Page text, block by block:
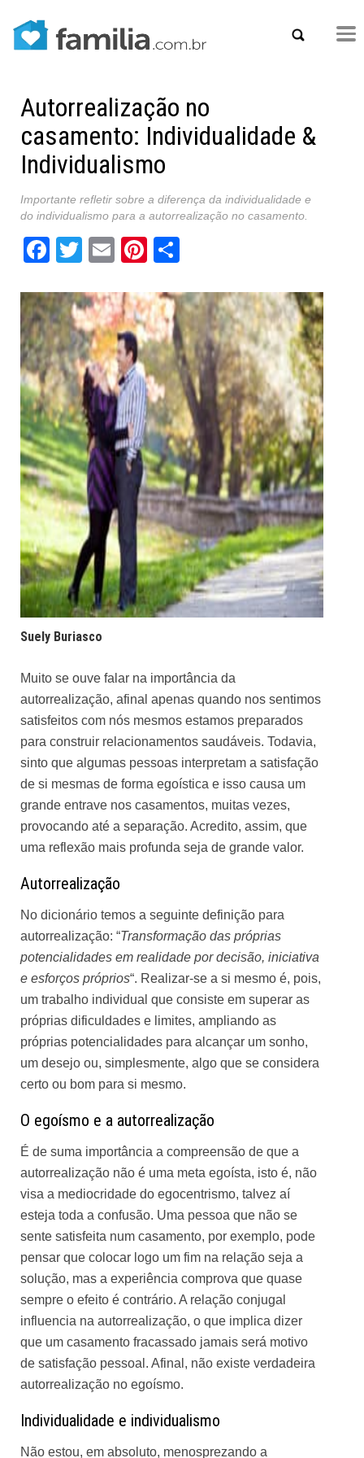
Autorrealização no
casamento: Individualidade &
Individualismo
Importante refletir sobre a diferença da individualidade e
do individualismo para a autorrealização no casamento.
Facebook
Twitter
EmailPinterest
Suely Buriasco
Muito se ouve falar na importância da
autorrealização, afinal apenas quando nos sentimos
satisfeitos com nós mesmos estamos preparados
para construir relacionamentos saudáveis. Todavia,
sinto que algumas pessoas interpretam a satisfação
de si mesmas de forma egoística e isso causa um
grande entrave nos casamentos, muitas vezes,
provocando até a separação. Acredito, assim, que
uma reflexão mais profunda seja de grande valor.
Autorrealização
No dicionário temos a seguinte definição para
autorrealização: “Transformação das próprias
potencialidades em realidade por decisão, iniciativa
e esforços próprios“. Realizar-se a si mesmo é, pois,
um trabalho individual que consiste em superar as
próprias dificuldades e limites, ampliando as
próprias potencialidades para alcançar um sonho,
um desejo ou, simplesmente, algo que se considera
certo ou bom para si mesmo.
O egoísmo e a autorrealização
É de suma importância a compreensão de que a
autorrealização não é uma meta egoísta, isto é, não
visa a mediocridade do egocentrismo, talvez aí
esteja toda a confusão. Uma pessoa que não se
sente satisfeita num casamento, por exemplo, pode
pensar que colocar logo um fim na relação seja a
solução, mas a experiência comprova que quase
sempre o efeito é contrário. A relação conjugal
influencia na autorrealização, o que implica dizer
que um casamento fracassado jamais será motivo
de satisfação pessoal. Afinal, não existe verdadeira
autorrealização no egoísmo.
Individualidade e individualismo
Não estou, em absoluto, menosprezando a